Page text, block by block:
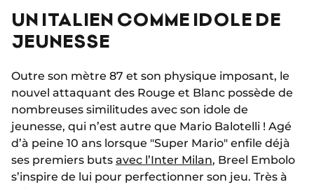
UN ITALIEN COMME IDOLE DE
JEUNESSE
Outre son mètre 87 et son physique imposant, le
nouvel attaquant des Rouge et Blanc possède de
nombreuses similitudes avec son idole de
jeunesse, qui n’est autre que Mario Balotelli ! Agé
d’à peine 10 ans lorsque "Super Mario" enfile déjà
ses premiers buts avec l’Inter Milan, Breel Embolo
s’inspire de lui pour perfectionner son jeu. Très à